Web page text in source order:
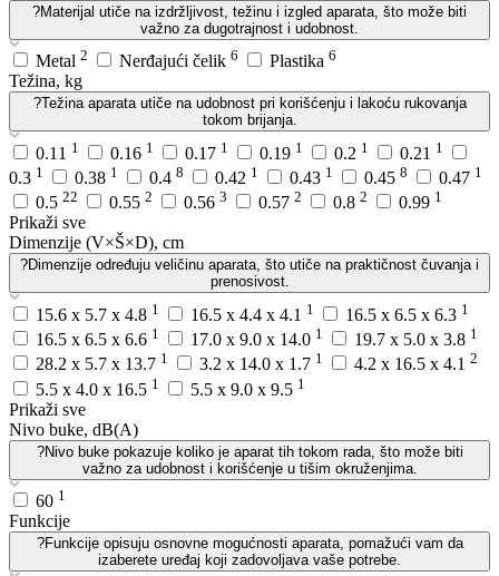
?Materijal utiče na izdržljivost, težinu i izgled aparata, što može biti
važno za dugotrajnost i udobnost.
Metal 2 Nerđajući čelik 6 Plastika 6
Težina, kg
?Težina aparata utiče na udobnost pri korišćenju i lakoću rukovanja
tokom brijanja.
0.11 1 0.16 1 0.17 1 0.19 1 0.2 1 0.21 1
0.3 1 0.38 1 0.4 8 0.42 1 0.43 1 0.45 8 0.47 1
0.5 22 0.55 2 0.56 3 0.57 2 0.8 2 0.99 1
Prikaži sve
Dimenzije (V×Š×D), cm
?Dimenzije određuju veličinu aparata, što utiče na praktičnost čuvanja i
prenosivost.
15.6 x 5.7 x 4.8 1 16.5 x 4.4 x 4.1 1 16.5 x 6.5 x 6.3 1
16.5 x 6.5 x 6.6 1 17.0 x 9.0 x 14.0 1 19.7 x 5.0 x 3.8 1
28.2 x 5.7 x 13.7 1 3.2 x 14.0 x 1.7 1 4.2 x 16.5 x 4.1 2
5.5 x 4.0 x 16.5 1 5.5 x 9.0 x 9.5 1
Prikaži sve
Nivo buke, dB(A)
?Nivo buke pokazuje koliko je aparat tih tokom rada, što može biti
važno za udobnost i korišćenje u tišim okruženjima.
60 1
Funkcije
?Funkcije opisuju osnovne mogućnosti aparata, pomažući vam da
izaberete uređaj koji zadovoljava vaše potrebe.